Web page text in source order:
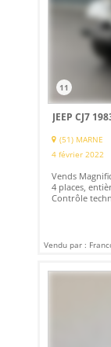
11
JEEP CJ7
(51) MARNE
4 février 2022
Vends
4 places,
Contrôle
Vendu par :